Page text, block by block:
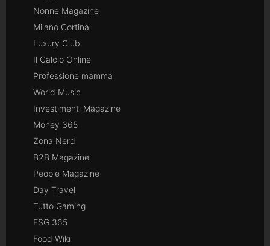
Nonne Magazine
Milano Cortina
Luxury Club
Il Calcio Online
Professione mamma
World Music
Investimenti Magazine
Money 365
Zona Nerd
B2B Magazine
People Magazine
Day Travel
Tutto Gaming
ESG 365
Food Wiki